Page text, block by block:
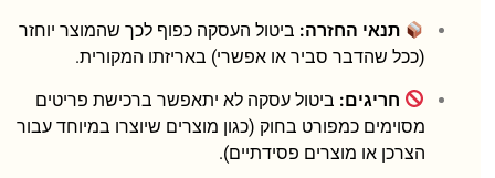
תנאי החזרה:ביטול העסקה כפוף לכך שהמוצר יוחזר
(ככל שהדבר סביר או אפשרי) באריזתו המקורית.
חריגים:ביטול עסקה לא יתאפשר ברכישת פריטים
מסוימים כמפורט בחוק (כגון מוצרים שיוצרו במיוחד עבור
הצרכן או מוצרים פסידתיים).